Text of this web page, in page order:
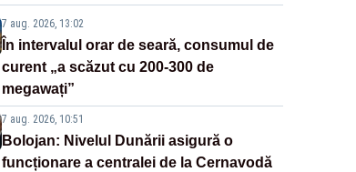
7 aug. 2026, 13:02
În intervalul orar de seară, consumul de
curent „a scăzut cu 200-300 de
megawați”
7 aug. 2026, 10:51
Bolojan: Nivelul Dunării asigură o
funcționare a centralei de la Cernavodă